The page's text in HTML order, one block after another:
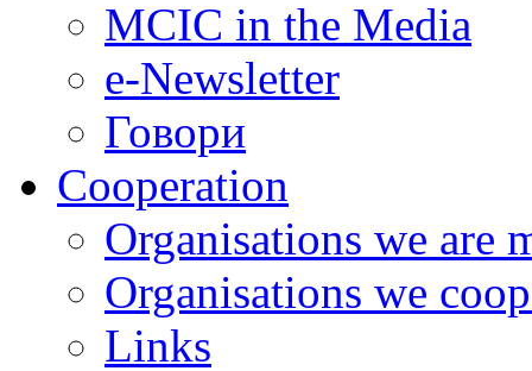
MCIC in the Media
e-Newsletter
Говори
Cooperation
Organisations we are
Organisations we
Links